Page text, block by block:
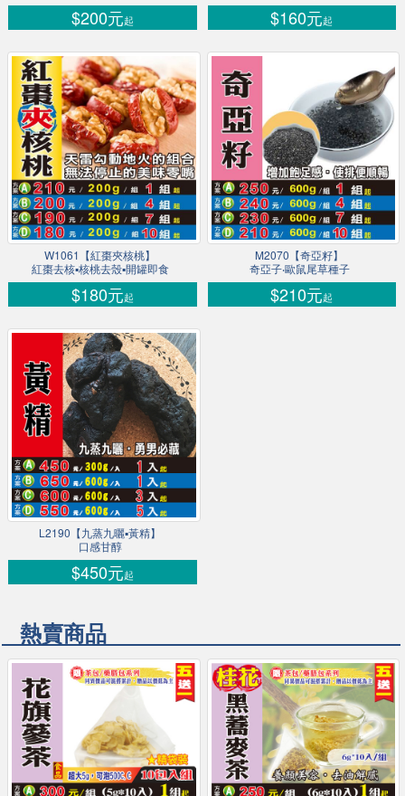
$200元起 $160元起
W1061【紅棗夾核桃】
紅棗去核▪核桃去殼▪開罐即食
$180元起
M2070【奇亞籽】
奇亞子‧歐鼠尾草種子
$210元起
L2190【九蒸九曬▪黃精】
口感甘醇
$450元起
熱賣商品